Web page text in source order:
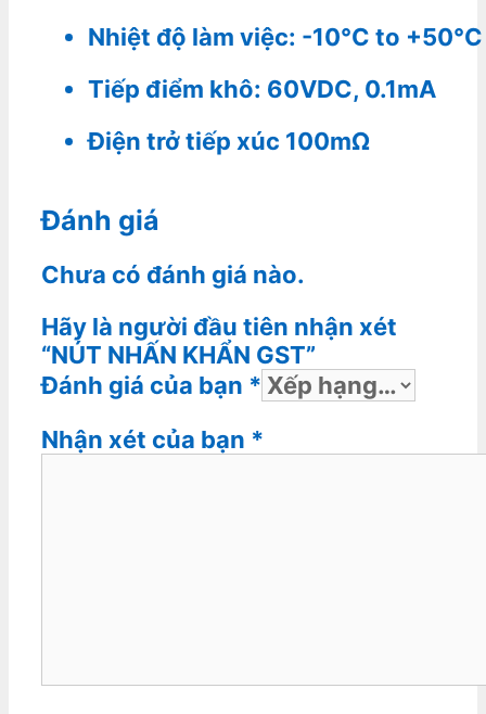
Nhiệt độ làm việc: -10°C to +50°C
Tiếp điểm khô: 60VDC, 0.1mA
Điện trở tiếp xúc 100mΩ
Đánh giá
Chưa có đánh giá nào.
Hãy là người đầu tiên nhận xét
“NÚT NHẤN KHẨN GST”
Đánh giá của bạn *
Nhận xét của bạn *